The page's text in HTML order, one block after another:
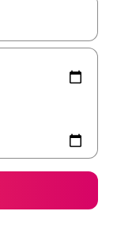
flèches vers le